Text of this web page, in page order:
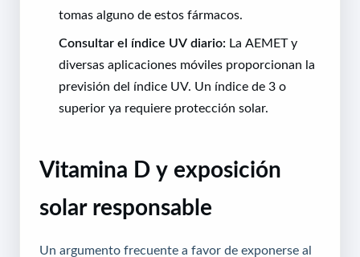
tomas alguno de estos fármacos.
Consultar el índice UV diario: La AEMET y
diversas aplicaciones móviles proporcionan la
previsión del índice UV. Un índice de 3 o
superior ya requiere protección solar.
Vitamina D y exposición
solar responsable
Un argumento frecuente a favor de exponerse al